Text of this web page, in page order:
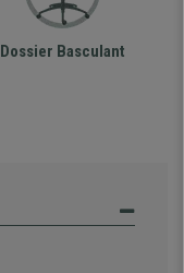
Dossier Basculant